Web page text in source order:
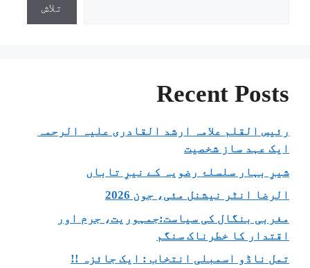
تلاش
Recent Posts
رئیس القلم علامہ ارشد القادری علیہ الرحمہ
ایک عہد ساز شخصیت
شیرِ بہار سلسلۂ رضویہ کے نیرِ تاباں
الرضا انٹر نیشنل مئی، جون 2026
مغربی بنگال کی سیاست:جمہوریت، جرم اور
اقتدار کا خطرناک سنگم
تمل ناڈو اسمبلی انتخاب : ایک جائزہ !!